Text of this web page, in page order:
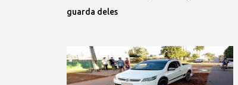
guarda deles